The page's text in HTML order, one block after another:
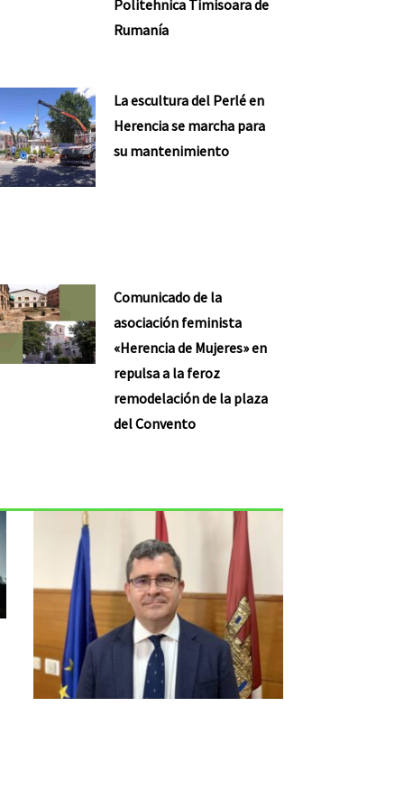
Politehnica Timisoara de
Rumanía
La escultura del Perlé en
Herencia se marcha para
su mantenimiento
Comunicado de la
asociación feminista
«Herencia de Mujeres» en
repulsa a la feroz
remodelación de la plaza
del Convento